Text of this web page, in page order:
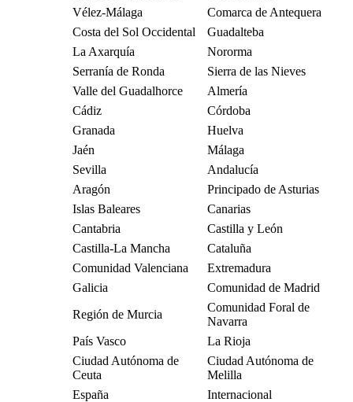
Vélez-Málaga
Comarca de Antequera
Costa del Sol Occidental
Guadalteba
La Axarquía
Nororma
Serranía de Ronda
Sierra de las Nieves
Valle del Guadalhorce
Almería
Cádiz
Córdoba
Granada
Huelva
Jaén
Málaga
Sevilla
Andalucía
Aragón
Principado de Asturias
Islas Baleares
Canarias
Cantabria
Castilla y León
Castilla-La Mancha
Cataluña
Comunidad Valenciana
Extremadura
Galicia
Comunidad de Madrid
Región de Murcia
Comunidad Foral de
Navarra
País Vasco
La Rioja
Ciudad Autónoma de
Ceuta
Ciudad Autónoma de
Melilla
España
Internacional